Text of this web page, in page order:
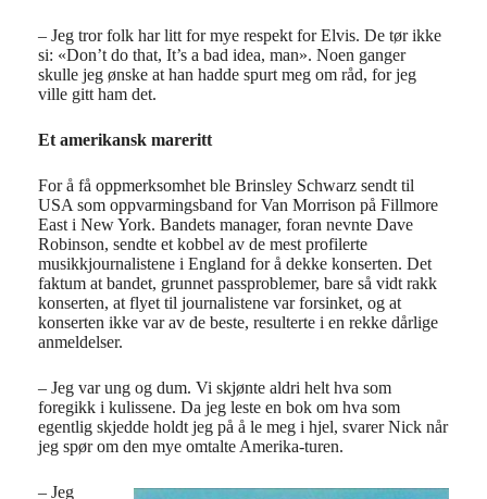
– Jeg tror folk har litt for mye respekt for Elvis. De tør ikke
si: «Don’t do that, It’s a bad idea, man». Noen ganger
skulle jeg ønske at han hadde spurt meg om råd, for jeg
ville gitt ham det.
Et amerikansk mareritt
For å få oppmerksomhet ble Brinsley Schwarz sendt til
USA som oppvarmingsband for Van Morrison på Fillmore
East i New York. Bandets manager, foran nevnte Dave
Robinson, sendte et kobbel av de mest profilerte
musikkjournalistene i England for å dekke konserten. Det
faktum at bandet, grunnet passproblemer, bare så vidt rakk
konserten, at flyet til journalistene var forsinket, og at
konserten ikke var av de beste, resulterte i en rekke dårlige
anmeldelser.
– Jeg var ung og dum. Vi skjønte aldri helt hva som
foregikk i kulissene. Da jeg leste en bok om hva som
egentlig skjedde holdt jeg på å le meg i hjel, svarer Nick når
jeg spør om den mye omtalte Amerika-turen.
– Jeg